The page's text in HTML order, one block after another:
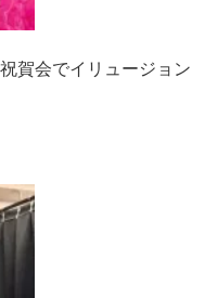
賀会でイリュージョン